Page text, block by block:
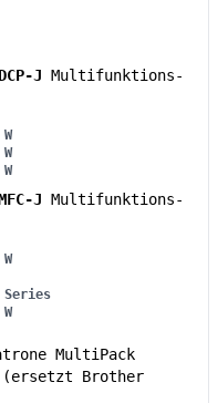
DCP-J Multifunktions-
J Multifunktions-
Series
MultiPack
(ersetzt Brother